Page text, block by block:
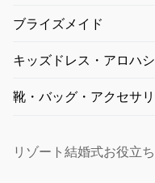
ブライズメイド
キッズドレス・アロハ
靴・バッグ・アクセサリ
リゾート結婚式お役立